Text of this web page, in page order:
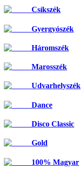
Csíkszék
Gyergyószék
Háromszék
Marosszék
Udvarhelyszék
Dance
Disco Classic
Gold
100% Magyar